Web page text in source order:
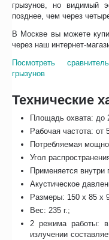
грызунов, но видимый
позднее, чем через
В Москве вы можете
через наш интернет-
Посмотреть
грызунов
Технические
Площадь охвата: до
Рабочая частота: от
Потребляемая
Угол
Применяется
Акустическое
Размеры: 150 х 85 х
Вес: 235 г.;
2 режима работы:
излучении